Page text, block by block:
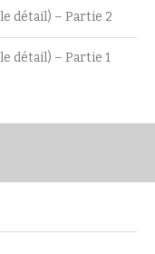
détail) – Partie 2
détail) – Partie 1